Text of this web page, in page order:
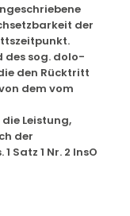
der
sog. dolo-
den Rücktritt
dem vom
Leistung,
der
Satz 1 Nr. 2 InsO